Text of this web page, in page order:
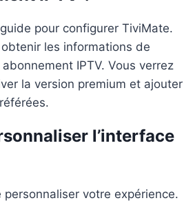
pour configurer TiviMate.
les informations de
IPTV. Vous verrez
la version premium et ajouter
l’interface
votre expérience.